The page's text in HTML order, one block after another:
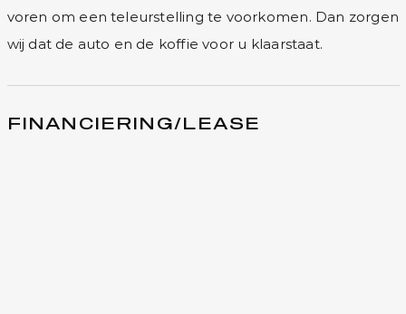
voren om een teleurstelling te voorkomen. Dan zorgen
wij dat de auto en de koffie voor u klaarstaat.
FINANCIERING/LEASE